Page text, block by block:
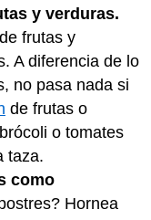
y verduras.
frutas y
A diferencia de lo
no pasa nada si
de frutas o
o tomates
taza.
como
Hornea